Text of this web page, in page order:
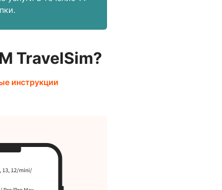
TravelSim?
инструкции